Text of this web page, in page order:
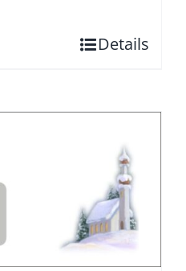
Details